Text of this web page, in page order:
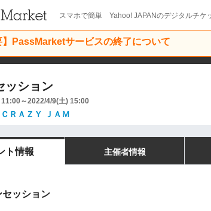
スマホで簡単 Yahoo! JAPANのデジタルチケ
】PassMarketサービスの終了について
ッション
～2022/4/9(土) 15:00
ＲＡＺＹ ＪＡＭ
ト情報 主催者情報
ッション